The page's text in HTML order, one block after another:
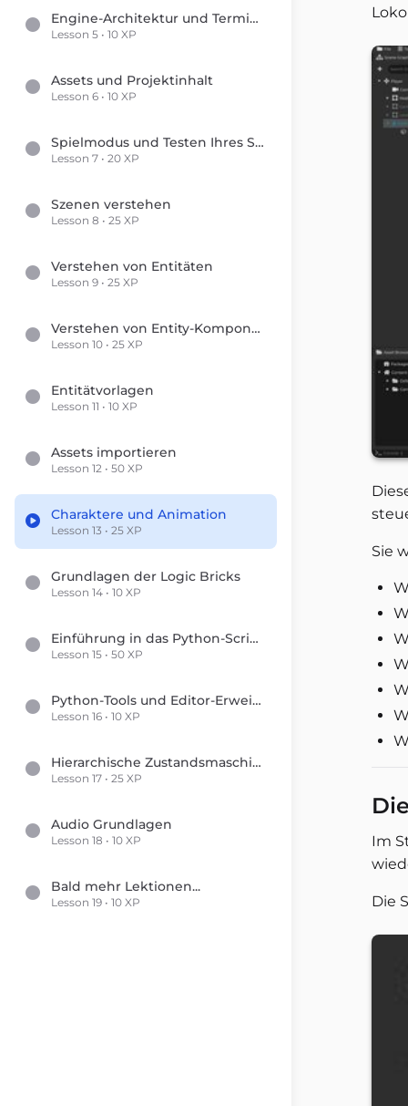
Engine-Architektur und Terminologie
Lesson 5 • 10 XP
Assets und Projektinhalt
Lesson 6 • 10 XP
Spielmodus und Testen Ihres Spiels
Lesson 7 • 20 XP
Szenen verstehen
Lesson 8 • 25 XP
Verstehen von Entitäten
Lesson 9 • 25 XP
Verstehen von Entity-Komponenten
Lesson 10 • 25 XP
Entitätvorlagen
Lesson 11 • 10 XP
Assets importieren
Lesson 12 • 50 XP
Charaktere und Animation
Lesson 13 • 25 XP
Grundlagen der Logic Bricks
Lesson 14 • 10 XP
Einführung in das Python-Scripting
Lesson 15 • 50 XP
Python-Tools und Editor-Erweiterungen
Lesson 16 • 10 XP
Hierarchische Zustandsmaschinen
Lesson 17 • 25 XP
Audio Grundlagen
Lesson 18 • 10 XP
Bald mehr Lektionen...
Lesson 19 • 10 XP
Sie
Im
Die